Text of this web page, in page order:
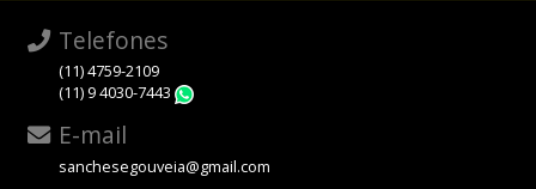
Telefones
(11) 4759-2109
(11) 9 4030-7443
E-mail
sanchesegouveia@gmail.com